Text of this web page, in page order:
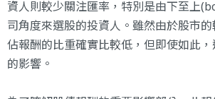
資人則較少關注匯率，特別是由下至上
司角度來選股的投資人。雖然由於股市
佔報酬的比重確實比較低，但即使如此
的影響。